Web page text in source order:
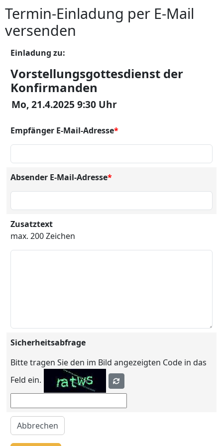
Termin-Einladung per E-Mail
versenden
Einladung zu:
Vorstellungsgottesdienst der
Konfirmanden
Mo, 21.4.2025 9:30 Uhr
Empfänger E-Mail-Adresse*
Absender E-Mail-Adresse*
Zusatztext
max. 200 Zeichen
Sicherheitsabfrage
Bitte tragen Sie den im Bild angezeigten Code in das
Feld ein.
Abbrechen